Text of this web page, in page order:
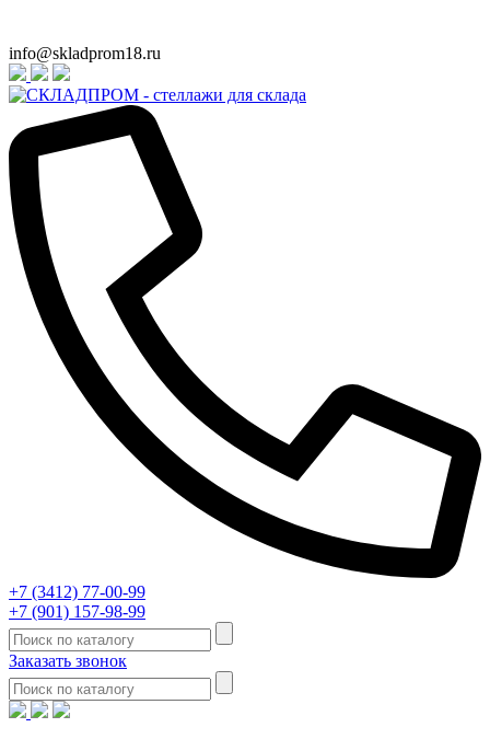
info@skladprom18.ru
+7 (3412) 77-00-99
+7 (901) 157-98-99
Заказать звонок